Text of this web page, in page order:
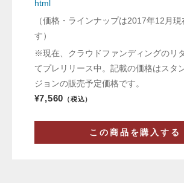
html
（価格・ラインナップは2017年12月
す）
※現在、クラウドファンディングのリ
てプレリリース中。記載の価格はスタ
ジョンの販売予定価格です。
¥7,560 （税込）
この商品を購入する